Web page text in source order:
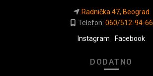
Radnička 47, Beograd
Telefon: 060/512-94-66
Instagram
Facebook
DODATNO